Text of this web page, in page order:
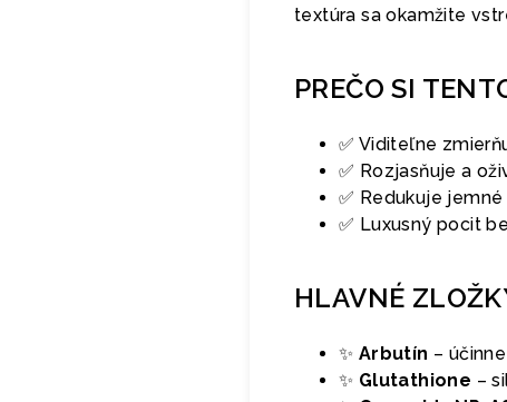
textúra sa okamžite
PREČO SI
✅ Viditeľne
✅ Rozjasňuje a
✅ Redukuje
✅ Luxusný pocit
HLAVNÉ
✨ Arbutín –
✨ Glutathione –